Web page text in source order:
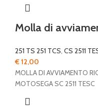
Molla di
251 TS 251 TCS, CS 2511
€12,00
MOLLA DI AVVIAMENTO
MOTOSEGA SC 2511 TESC